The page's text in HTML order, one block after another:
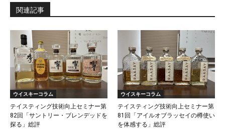
関連記事
ウイスキーコラム
テイスティング技術向上セミナー第
82回「サントリー・ブレンデッドを
探る」総評
ウイスキーコラム
テイスティング技術向上セミナー第
81回「アイルオブラッセイの樽使い
を体感する」総評